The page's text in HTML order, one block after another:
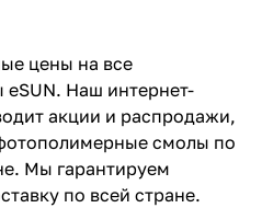
цены на все
Наш интернет-
акции и распродажи,
смолы по
Мы гарантируем
по всей стране.